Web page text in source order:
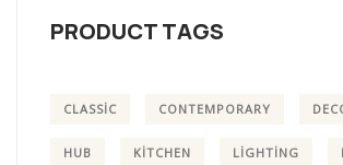
PRODUCT TAGS
CLASSIC CONTEMPORARY
HUB KITCHEN LIGHTING